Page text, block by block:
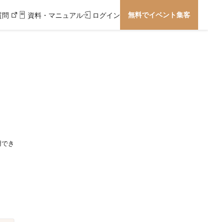
問 資料・マニュアル ログイン 無料でイベント集客
き